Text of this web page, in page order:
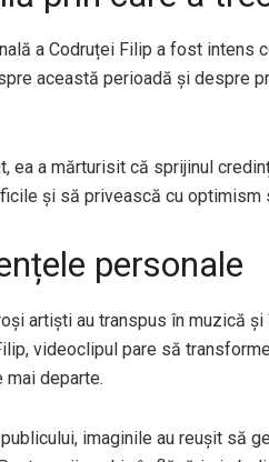
a Codruței Filip a fost intens
această perioadă și despre
ea a mărturisit că sprijinul
și să privească cu optimism
personale
artiști au transpus în muzică
videoclipul pare să
mai departe.
imaginile au reușit să